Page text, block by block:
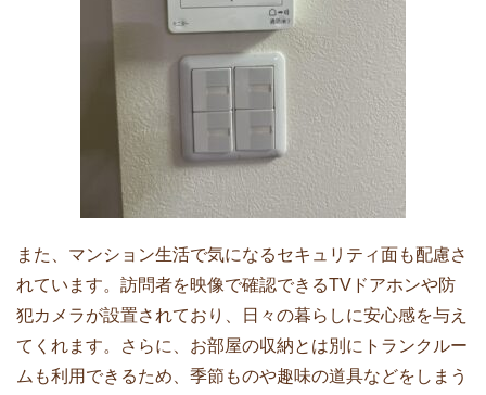
また、マンション生活で気になるセキュリティ面も配慮さ
れています。訪問者を映像で確認できるTVドアホンや防
犯カメラが設置されており、日々の暮らしに安心感を与え
てくれます。さらに、お部屋の収納とは別にトランクルー
ムも利用できるため、季節ものや趣味の道具などをしまう